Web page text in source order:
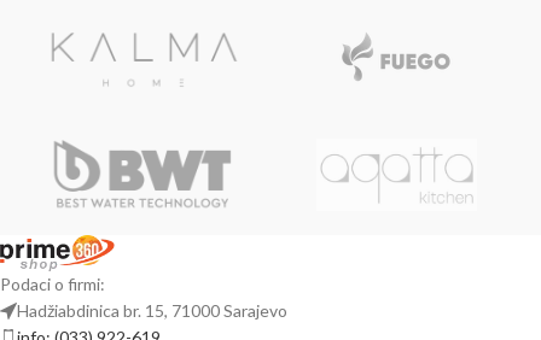
Podaci o firmi:
Hadžiabdinica br. 15, 71000 Sarajevo